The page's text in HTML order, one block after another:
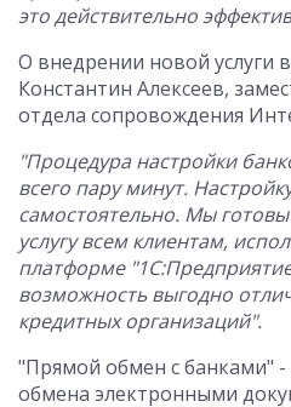
это действительно
О внедрении новой услуги
Константин Алексеев,
отдела сопровождения
"Процедура настройки
всего пару минут.
самостоятельно. Мы
услугу всем клиентам,
платформе
возможность выгодно
кредитных организаций".
"Прямой обмен с банками"
обмена электронными